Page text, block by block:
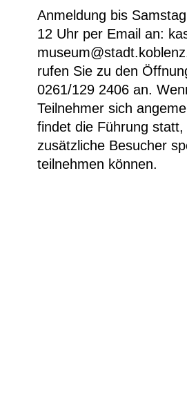
Anmeldung bis
12 Uhr per Email an:
rufen Sie zu den
0261/129 2406 an.
Teilnehmer sich
findet die Führung statt,
zusätzliche Besucher
teilnehmen können.